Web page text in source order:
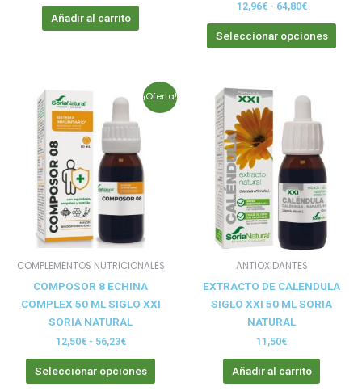
Añadir al carrito
12,96€ - 64,80€
Seleccionar opciones
¡Oferta!
COMPLEMENTOS NUTRICIONALES
COMPOSOR 8 ECHINA
COMPLEX 50 ML SIGLO XXI
SORIA NATURAL
12,50€ - 56,23€
Rango
de
desde
12,50€
hasta
56,23€
Seleccionar opciones
Este
producto
en
página
ANTIOXIDANTES
EXTRACTO DE CALENDULA
SIGLO XXI 50 ML SORIA
NATURAL
11,50€
Añadir al carrito